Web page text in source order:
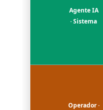
Agente IA
· Sistema
Operador ·